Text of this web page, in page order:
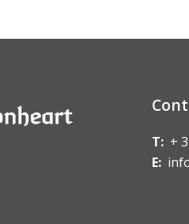
T: +
E: